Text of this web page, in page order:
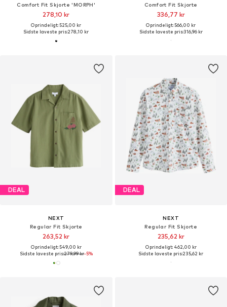
Comfort Fit Skjorte 'MORPH'
278,10 kr
Oprindeligt: 525,00 kr
Sidste laveste pris:278,10 kr
Comfort Fit Skjorte
336,77 kr
Oprindeligt: 566,00 kr
Sidste laveste pris:316,96 kr
DEAL
NEXT
Regular Fit Skjorte
263,52 kr
Oprindeligt: 549,00 kr
Sidste laveste pris:279,99 kr-5%
DEAL
NEXT
Regular Fit Skjorte
235,62 kr
Oprindeligt: 462,00 kr
Sidste laveste pris:235,62 kr